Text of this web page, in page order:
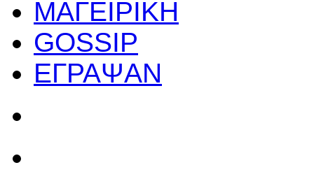
ΜΑΓΕΙΡΙΚΗ
GOSSIP
ΕΓΡΑΨΑΝ